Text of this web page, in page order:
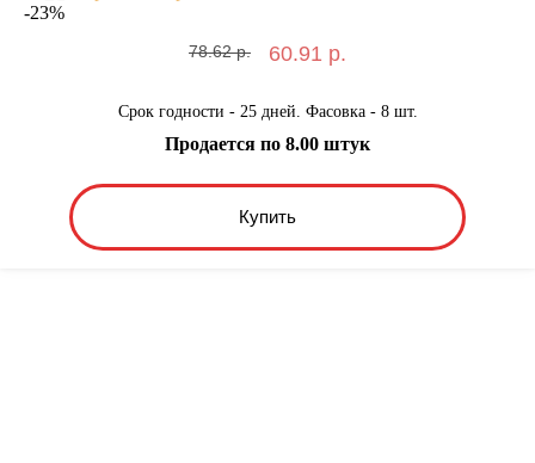
-23%
78.62 р. 60.91 р.
Срок годности - 25 дней. Фасовка - 8 шт.
Купить
Продается по 8.00 штук